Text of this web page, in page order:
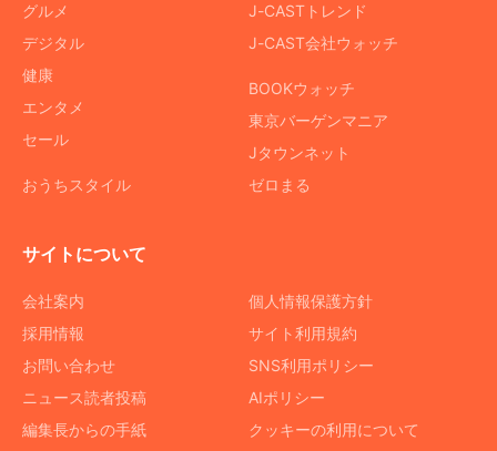
グルメ
デジタル
健康
エンタメ
セール
おうちスタイル
J-CASTトレンド
J-CAST会社ウォッチ
BOOKウォッチ
東京バーゲンマニア
Jタウンネット
ゼロまる
サイトについて
会社案内
採用情報
お問い合わせ
ニュース読者投稿
編集長からの手紙
個人情報保護方針
サイト利用規約
SNS利用ポリシー
AIポリシー
クッキーの利用について